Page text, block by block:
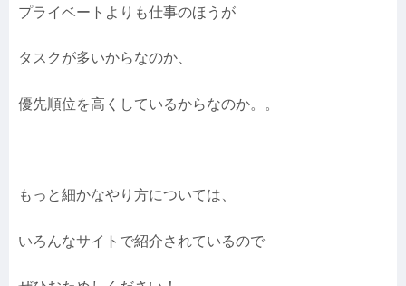
プライベートよりも仕事のほうが
タスクが多いからなのか、
優先順位を高くしているからなのか。。
もっと細かなやり方については、
いろんなサイトで紹介されているので